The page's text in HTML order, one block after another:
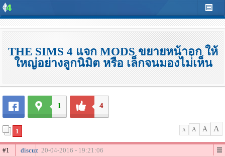
THE SIMS 4 แจก MODS ขยายหน้าอก ให้
ใหญ่อย่างลูกนิมิต หรือ เล็กจนมองไม่่เห็น
1 4
1 A A A A
#1 discuz 20-04-2016 - 19:21:06